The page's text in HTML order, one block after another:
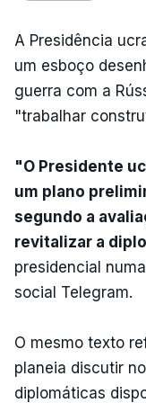
A Presidência
um esboço
guerra com a
"trabalhar
"O Presidente
um plano
segundo a
revitalizar a
presidencial
social Telegram.
O mesmo texto
planeia discutir
diplomáticas